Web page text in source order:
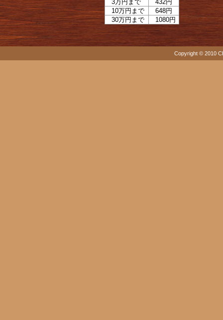
3万円まで
432円
10万円まで
648円
30万円まで
1080円
Copyright © 2010